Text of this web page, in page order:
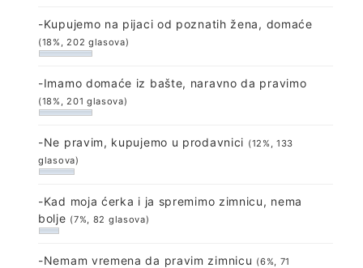
-Kupujemo na pijaci od poznatih žena, domaće
(18%, 202 glasova)
-Imamo domaće iz bašte, naravno da pravimo
(18%, 201 glasova)
-Ne pravim, kupujemo u prodavnici (12%, 133
glasova)
-Kad moja ćerka i ja spremimo zimnicu, nema
bolje (7%, 82 glasova)
-Nemam vremena da pravim zimnicu (6%, 71